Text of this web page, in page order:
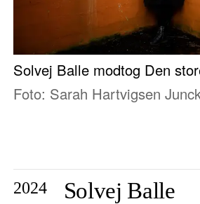
2024 Solvej Balle
Solvej Balle modtog Den
Foto: Sarah Hartvigsen